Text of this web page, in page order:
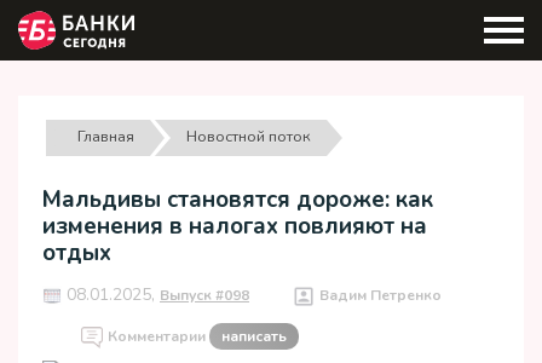
Главная Новостной поток
Мальдивы становятся дороже: как
изменения в налогах повлияют на
отдых
08.01.2025, Выпуск #098 Вадим Петренко
Комментарии написать